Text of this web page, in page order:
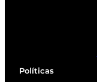
Políticas